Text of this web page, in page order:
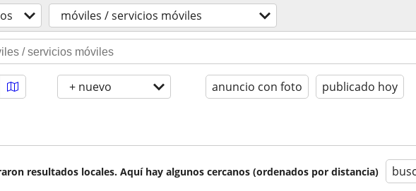
móviles / servicios móviles
+ nuevo anuncio con foto publicado hoy
resultados locales. Aquí hay algunos cercanos (ordenados por distancia)